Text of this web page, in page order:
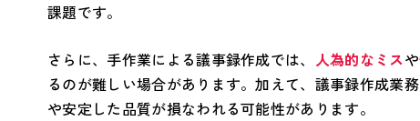
課題です。
さらに、手作業による議事録作成では、 人為的なミスや
るのが難しい場合があります。加えて、議事録作成業
や安定した品質が損なわれる可能性があります。